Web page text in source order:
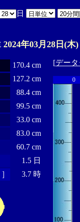
日
2024年03月28日(木)
170.4 cm
127.2 cm
88.4 cm
99.5 cm
33.0 cm
83.0 cm
60.7 cm
1.5 日
3.7 時
[デー
0